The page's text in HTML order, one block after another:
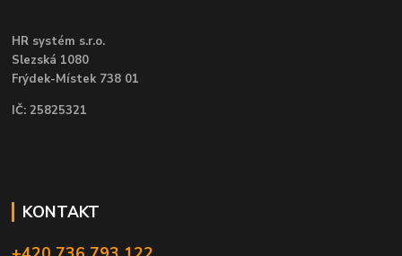
HR systém s.r.o.
Slezská 1080
Frýdek-Místek 738 01
IČ: 25825321
KONTAKT